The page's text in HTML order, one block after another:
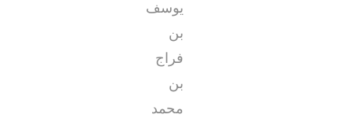
يوسف
بن
فراج
بن
محمد